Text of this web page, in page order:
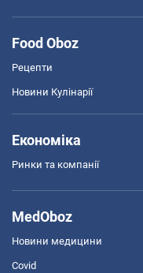
Food Oboz
Рецепти
Новини Кулінарії
Економіка
Ринки та компанії
MedOboz
Новини медицини
Covid